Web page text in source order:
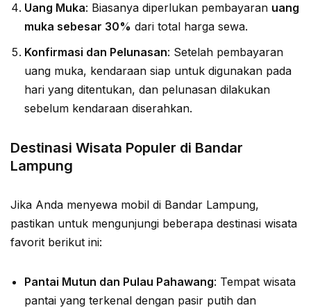
Uang Muka: Biasanya diperlukan pembayaran uang
muka sebesar 30% dari total harga sewa.
Konfirmasi dan Pelunasan: Setelah pembayaran
uang muka, kendaraan siap untuk digunakan pada
hari yang ditentukan, dan pelunasan dilakukan
sebelum kendaraan diserahkan.
Destinasi Wisata Populer di Bandar
Lampung
Jika Anda menyewa mobil di Bandar Lampung,
pastikan untuk mengunjungi beberapa destinasi wisata
favorit berikut ini:
Pantai Mutun dan Pulau Pahawang: Tempat wisata
pantai yang terkenal dengan pasir putih dan